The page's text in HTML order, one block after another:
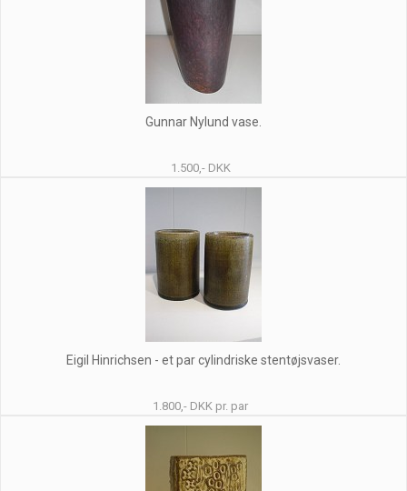
Gunnar Nylund vase.
1.500,- DKK
Eigil Hinrichsen - et par cylindriske stentøjsvaser.
1.800,- DKK pr. par